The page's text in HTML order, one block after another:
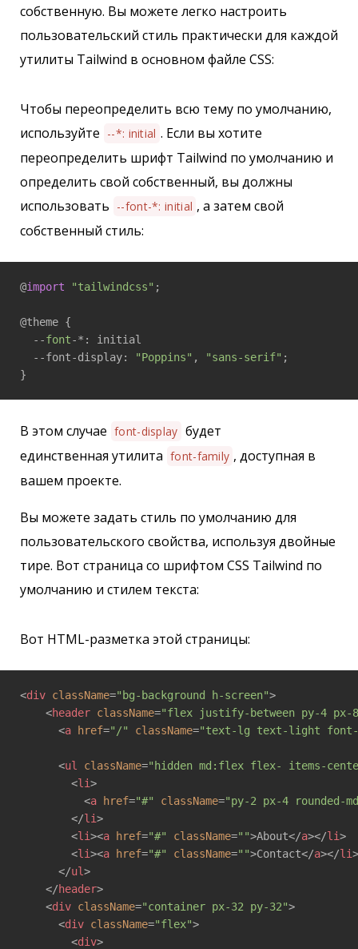
собственную. Вы можете легко настроить
пользовательский стиль практически для каждой
утилиты Tailwind в основном файле CSS:
Чтобы переопределить всю тему по умолчанию,
используйте --*: initial . Если вы хотите
переопределить шрифт Tailwind по умолчанию и
определить свой собственный, вы должны
использовать --font-*: initial , а затем свой
собственный стиль:
@import "tailwindcss" ;
@theme {
  --
font-*: initial
  --font-display:
"Poppins" , "sans-serif" ;
}
В этом случае font-display будет
единственная утилита font-family , доступная в
вашем проекте.
Вы можете задать стиль по умолчанию для
пользовательского свойства, используя двойные
тире. Вот страница со шрифтом CSS Tailwind по
умолчанию и стилем текста:
Вот HTML-разметка этой страницы:
<div className="bg-background h-screen">
<header className="flex justify-between py-4 px-
<a href="/" className="text-lg text-light font-
<ul className="hidden md:flex flex- items-
<li>
<a href="#" className="py-2 px-4 rounded-
</li>
<li><a href="#" className="">About</a></li>
<li><a href="#" className="">Contact</a></li>
</ul>
</header>
<div className="container px-32 py-32">
<div className="flex">
<div>